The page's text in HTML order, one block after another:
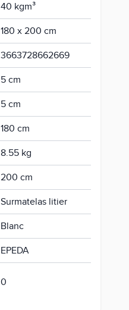
40 kgm³
180 x 200 cm
3663728662669
5 cm
5 cm
180 cm
8.55 kg
200 cm
Surmatelas litier
Blanc
EPEDA
0